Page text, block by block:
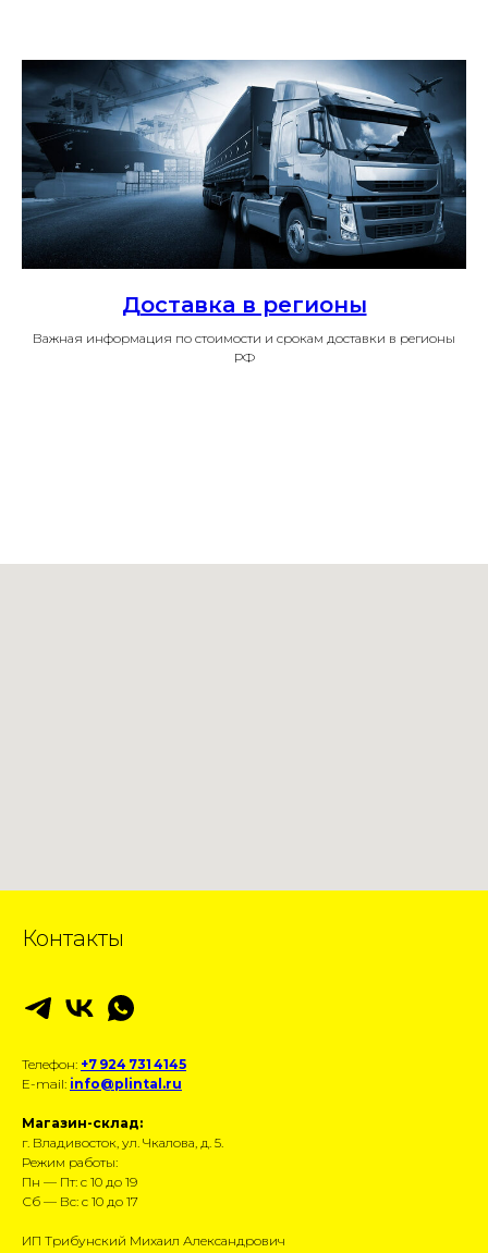
Доставка в регионы
Важная информация по стоимости и срокам доставки в регионы
РФ
Контакты
Телефон: +7 924 731 4145
E-mail: info@plintal.ru
Магазин-склад:
г. Владивосток, ул. Чкалова, д. 5.
Режим работы:
Пн — Пт: с 10 до 19
Сб — Вс: с 10 до 17
ИП Трибунский Михаил Александрович